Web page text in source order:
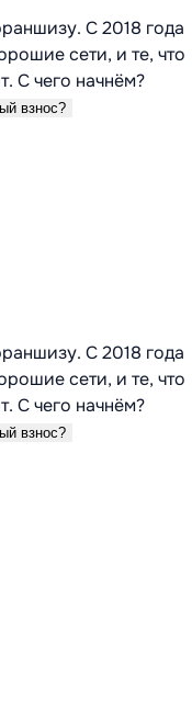
С 2018 года
сети, и те, что
С чего начнём?
взнос?
С 2018 года
сети, и те, что
С чего начнём?
взнос?